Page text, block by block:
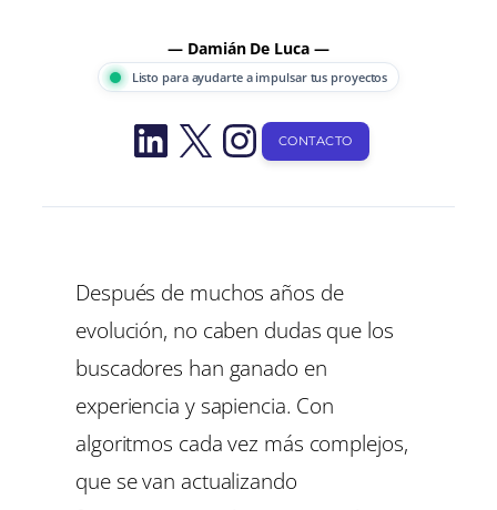
— Damián De Luca —
Listo para ayudarte a impulsar tus proyectos
LinkedIn
X Instagram
CONTACTO
Después de muchos años de
evolución, no caben dudas que los
buscadores han ganado en
experiencia y sapiencia. Con
algoritmos cada vez más complejos,
que se van actualizando